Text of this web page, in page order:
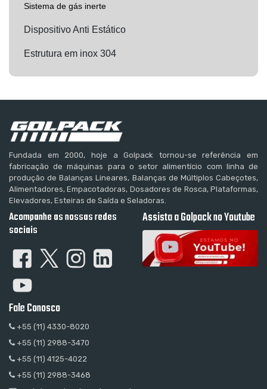
Sistema de gás inerte
Dispositivo Anti Estático
Estrutura em inox 304
Fundada em 2000, hoje a Golpack tornou-se referência em
fabricação de máquinas para o setor alimentício com linha de
produção de Balanças Lineares, Balanças de Múltiplos Cabeçotes,
Alimentadores, Empacotadoras, Dosadores de Rosca, Plataformas,
Elevadores, Esteiras de Saída e Seladoras.
Acompanhe as nossas redes
sociais
Assista a Golpack no Youtube
Fale Conosco
+55 (11) 4330-8020
+55 (11) 2988-3470
+55 (11) 4125-4022
+55 (11) 2988-3468